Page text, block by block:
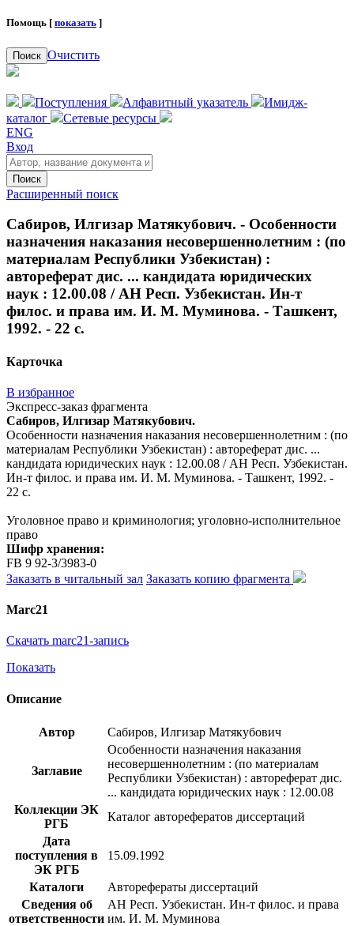
Помощь [ показать ]
Поиск Очистить
Поступления Алфавитный указатель
Имидж-
каталог
Сетевые ресурсы
ENG
Вход
Поиск
Расширенный поиск
Сабиров, Илгизар Матякубович. - Особенности
назначения наказания несовершеннолетним : (по
материалам Республики Узбекистан) :
автореферат дис. ... кандидата юридических
наук : 12.00.08 / АН Респ. Узбекистан. Ин-т
филос. и права им. И. М. Муминова. - Ташкент,
1992. - 22 с.
Карточка
В избранное
Экспресс-заказ фрагмента
Сабиров, Илгизар Матякубович.
Особенности назначения наказания несовершеннолетним : (по
материалам Республики Узбекистан) : автореферат дис. ...
кандидата юридических наук : 12.00.08 / АН Респ. Узбекистан.
Ин-т филос. и права им. И. М. Муминова. - Ташкент, 1992. -
22 с.
Уголовное право и криминология; уголовно-исполнительное
право
Шифр хранения:
FB 9 92-3/3983-0
Заказать в читальный зал Заказать копию фрагмента
Marc21
Скачать marc21-запись
Показать
Описание
Автор Сабиров, Илгизар Матякубович
Заглавие
Особенности назначения наказания
несовершеннолетним : (по материалам
Республики Узбекистан) : автореферат дис.
... кандидата юридических наук : 12.00.08
Коллекции ЭК
РГБ
Каталог авторефератов диссертаций
Дата
поступления в
ЭК РГБ
15.09.1992
Каталоги
Авторефераты диссертаций
Сведения об
ответственности
АН Респ. Узбекистан. Ин-т филос. и права
им. И. М. Муминова